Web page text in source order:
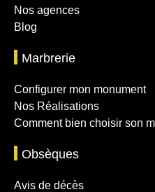
Nos agences
Blog
Marbrerie
Configurer mon monument
Nos Réalisations
Comment bien choisir son
Obsèques
Avis de décès